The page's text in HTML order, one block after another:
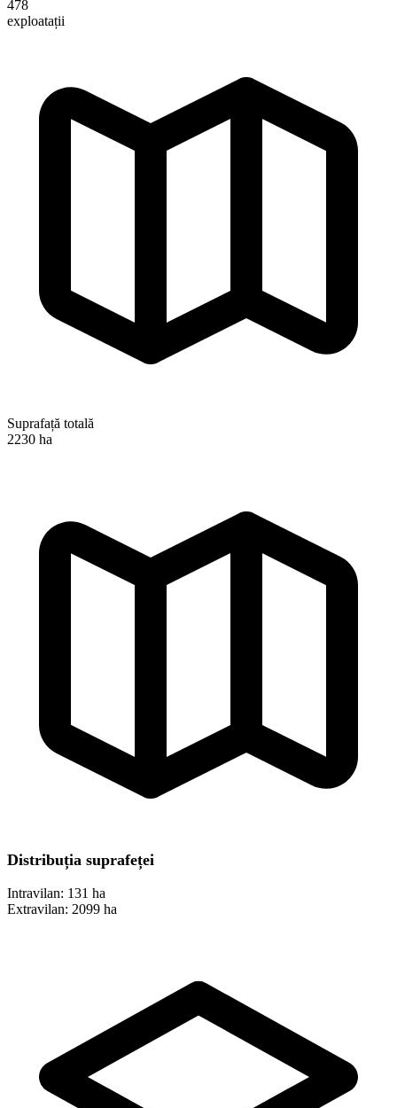
478
exploatații
Suprafață totală
2230 ha
Distribuția suprafeței
Intravilan: 131 ha
Extravilan: 2099 ha